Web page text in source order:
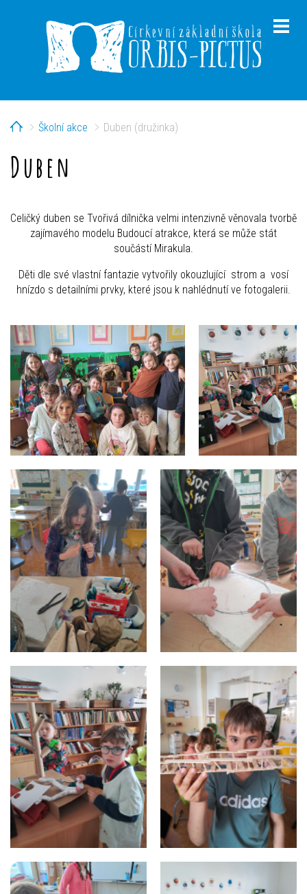
HomeŠkolní akce Duben (družinka)
Duben
Celičký duben se Tvořivá dílnička velmi intenzivně věnovala tvorbě
zajímavého modelu Budoucí atrakce, která se může stát
součástí Mirakula.
Děti dle své vlastní fantazie vytvořily okouzlující strom a vosí
hnízdo s detailními prvky, které jsou k nahlédnutí ve fotogalerii.